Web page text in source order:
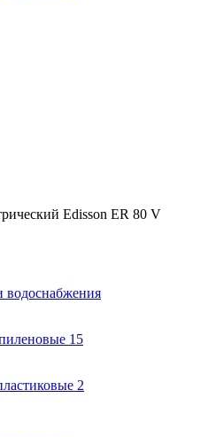
Edisson ER 80 V
водоснабжения
15
2